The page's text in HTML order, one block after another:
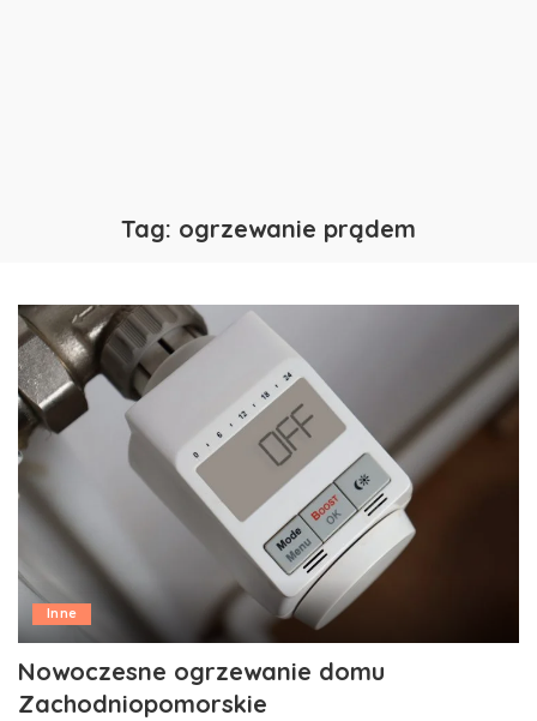
Tag: ogrzewanie prądem
Inne
Nowoczesne ogrzewanie domu
Zachodniopomorskie